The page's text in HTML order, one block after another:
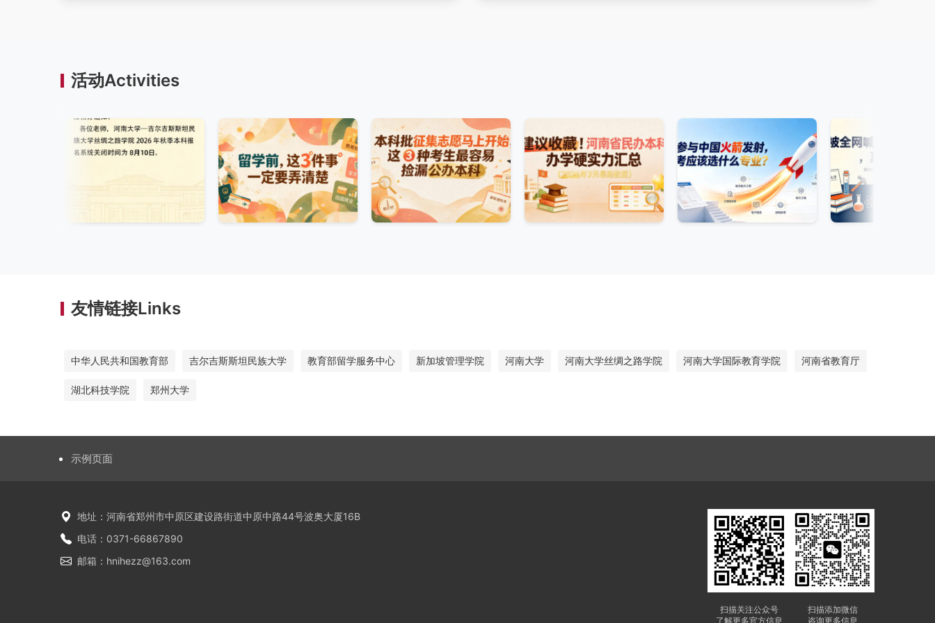
活动Activities
友情链接Links
中华人民共和国教育部 吉尔吉斯斯坦民族大学 教育部留学服务中心 新加坡管理学院 河南大学 河南大学丝绸之路学院 河南大学国际教育学院 河南省教育厅
湖北科技学院 郑州大学
示例页面
地址：河南省郑州市中原区建设路街道中原中路44号波奥大厦16B
电话：0371-66867890
邮箱：hnihezz@163.com
扫描关注公众号
了解更多官方信息
扫描添加微信
咨询更多信息